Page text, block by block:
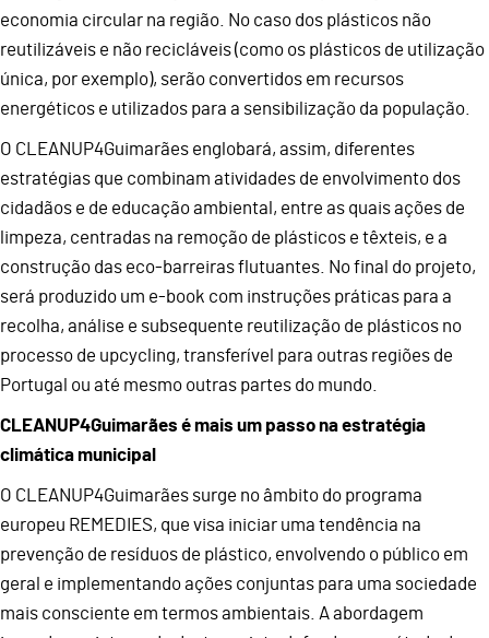
economia circular na região. No caso dos plásticos não
reutilizáveis e não recicláveis (como os plásticos de utilização
única, por exemplo), serão convertidos em recursos
energéticos e utilizados para a sensibilização da população.
O CLEANUP4Guimarães englobará, assim, diferentes
estratégias que combinam atividades de envolvimento dos
cidadãos e de educação ambiental, entre as quais ações de
limpeza, centradas na remoção de plásticos e têxteis, e a
construção das eco-barreiras flutuantes. No final do projeto,
será produzido um e-book com instruções práticas para a
recolha, análise e subsequente reutilização de plásticos no
processo de upcycling, transferível para outras regiões de
Portugal ou até mesmo outras partes do mundo.
CLEANUP4Guimarães é mais um passo na estratégia
climática municipal
O CLEANUP4Guimarães surge no âmbito do programa
europeu REMEDIES, que visa iniciar uma tendência na
prevenção de resíduos de plástico, envolvendo o público em
geral e implementando ações conjuntas para uma sociedade
mais consciente em termos ambientais. A abordagem